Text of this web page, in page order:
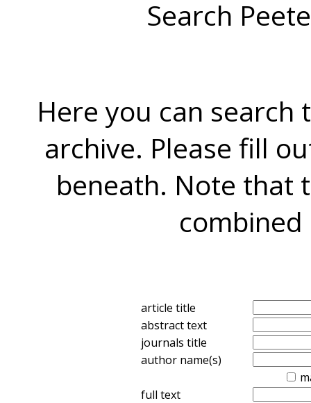
Search
Here you can search
archive. Please fill
beneath. Note that
combined
article title
abstract text
journals title
author name(s)
full text